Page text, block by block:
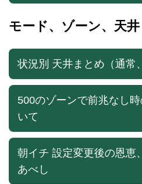
モード、ゾーン、天井
状況別 天井まとめ（通常
500のゾーンで前兆なし
いて
朝イチ 設定変更後の恩恵
あべし